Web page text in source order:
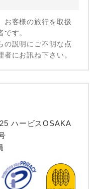
お客様の旅行を取扱
す。
の説明にご不明な点
にお訊ね下さい。
ハービスOSAKA